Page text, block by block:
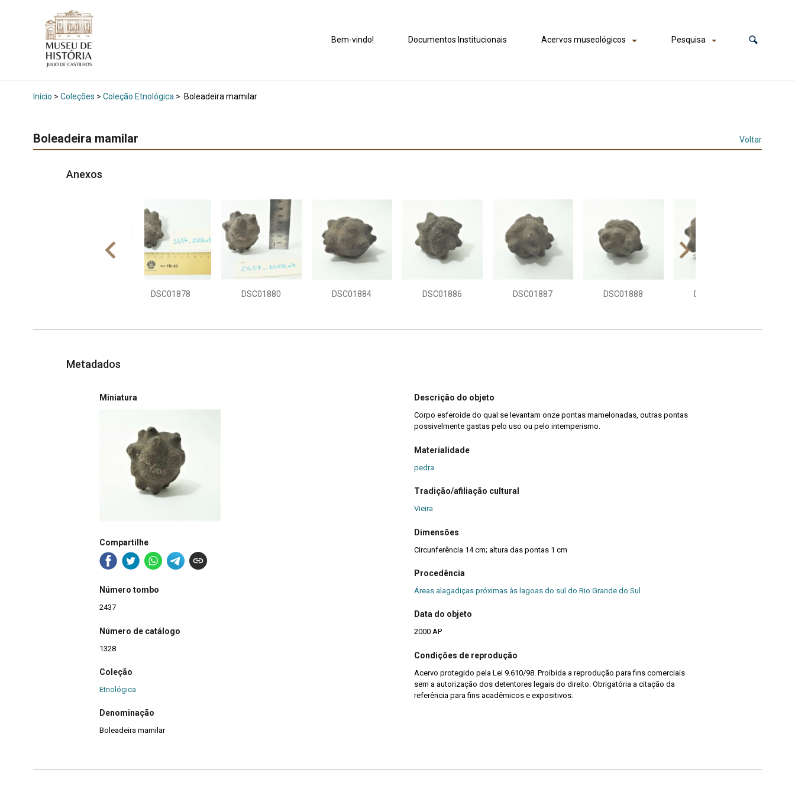
Bem-vindo! Documentos Institucionais Acervos museológicos Pesquisa
Início > Coleções > Coleção Etnológica > Boleadeira mamilar
Boleadeira mamilar Voltar
Anexos
DSC01878 DSC01880 DSC01884 DSC01886 DSC01887 DSC01888 DSC01889
Metadados
Miniatura
Compartilhe
Número tombo
2437
Número de catálogo
1328
Coleção
Etnológica
Denominação
Boleadeira mamilar
Descrição do objeto
Corpo esferoide do qual se levantam onze pontas mamelonadas, outras pontas
possivelmente gastas pelo uso ou pelo intemperismo.
Materialidade
pedra
Tradição/afiliação cultural
Vieira
Dimensões
Circunferência 14 cm; altura das pontas 1 cm
Procedência
Áreas alagadiças próximas às lagoas do sul do Rio Grande do Sul
Data do objeto
2000 AP
Condições de reprodução
Acervo protegido pela Lei 9.610/98. Proibida a reprodução para fins comerciais
sem a autorização dos detentores legais do direito. Obrigatória a citação da
referência para fins acadêmicos e expositivos.